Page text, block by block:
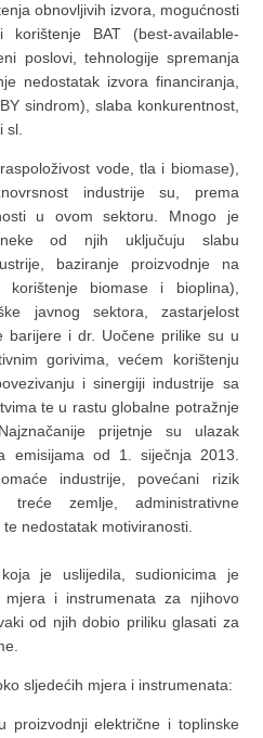
obnovljivih izvora, mogućnosti
BAT (best-available-
poslovi, tehnologije spremanja
nedostatak izvora financiranja,
sindrom), slaba konkurentnost,
sl.
vode, tla i biomase),
industrije su, prema
u ovom sektoru. Mnogo je
od njih uključuju slabu
baziranje proizvodnje na
korištenje biomase i bioplina),
javnog sektora, zastarjelost
barijere i dr. Uočene prilike su u
gorivima, većem korištenju
i sinergiji industrije sa
te u rastu globalne potražnje
prijetnje su ulazak
emisijama od 1. siječnja 2013.
industrije, povećani rizik
treće zemlje, administrativne
nedostatak motiviranosti.
je uslijedila, sudionicima je
i instrumenata za njihovo
od njih dobio priliku glasati za
sljedećih mjera i instrumenata:
proizvodnji električne i toplinske